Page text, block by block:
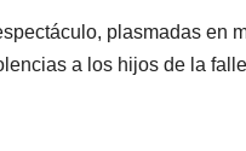
plasmadas en
a los hijos de la